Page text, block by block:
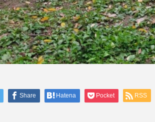
Share Hatena Pocket RSS
愛犬と旅行
【京都/京丹後】グランルージュ夕
「初グランピングに感動！京丹後